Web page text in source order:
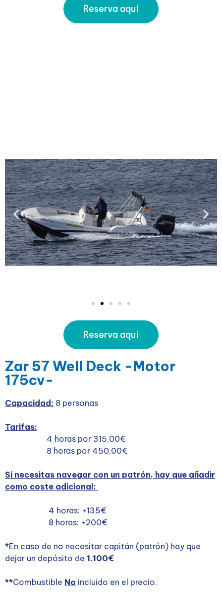
Reserva aquí
Reserva aquí
Zar 57 Well Deck -Motor
175cv-
Capacidad: 8 personas
Tarifas:
4 horas por 315,00€
8 horas por 450,00€
Si necesitas navegar con un patrón, hay que añadir
como coste adicional:
4 horas: +135€
8 horas: +200€
*En caso de no necesitar capitán (patrón) hay que
dejar un depósito de 1.100€
**Combustible No incluido en el precio.